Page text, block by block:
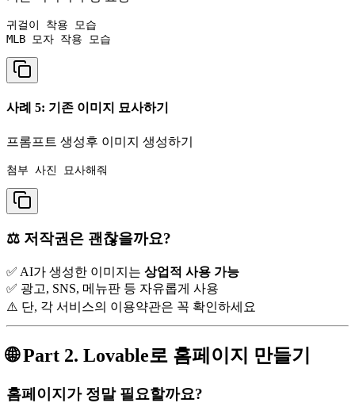
귀걸이 착용 모습
사례 5: 기존 이미지 묘사하기
프롬프트 생성후 이미지 생성하기
⚖️ 저작권은 괜찮을까요?
✅ AI가 생성한 이미지는 상업적 사용 가능
✅ 광고, SNS, 메뉴판 등 자유롭게 사용
⚠️ 단, 각 서비스의 이용약관은 꼭 확인하세요
🌐 Part 2. Lovable로 홈페이지 만들기
홈페이지가 정말 필요할까요?